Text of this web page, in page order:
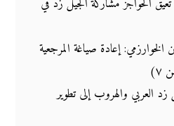
الحواجز مشاركة الجيل زد في
إعادة صياغة المرجعية
العربي والهروب إلى تطوير